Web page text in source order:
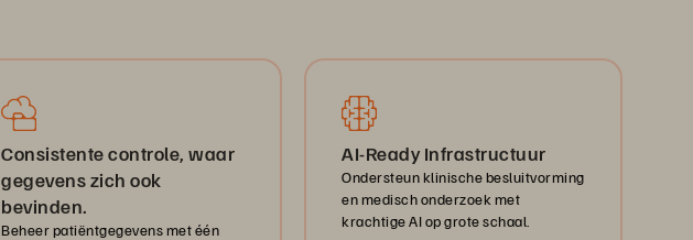
Consistente controle, waar
gegevens zich ook
bevinden.
Beheer patiëntgegevens met één
AI-Ready Infrastructuur
Ondersteun klinische besluitvorming
en medisch onderzoek met
krachtige AI op grote schaal.